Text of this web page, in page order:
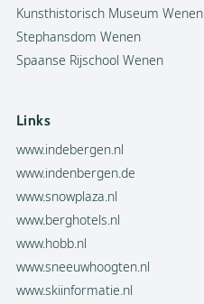
Kunsthistorisch Museum Wenen
Stephansdom Wenen
Spaanse Rijschool Wenen
Links
www.indebergen.nl
www.indenbergen.de
www.snowplaza.nl
www.berghotels.nl
www.hobb.nl
www.sneeuwhoogten.nl
www.skiinformatie.nl